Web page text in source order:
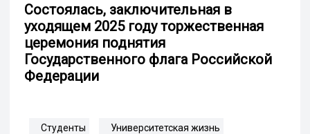
Состоялась, заключительная в
уходящем 2025 году торжественная
церемония поднятия
Государственного флага Российской
Федерации
Студенты Университетская жизнь